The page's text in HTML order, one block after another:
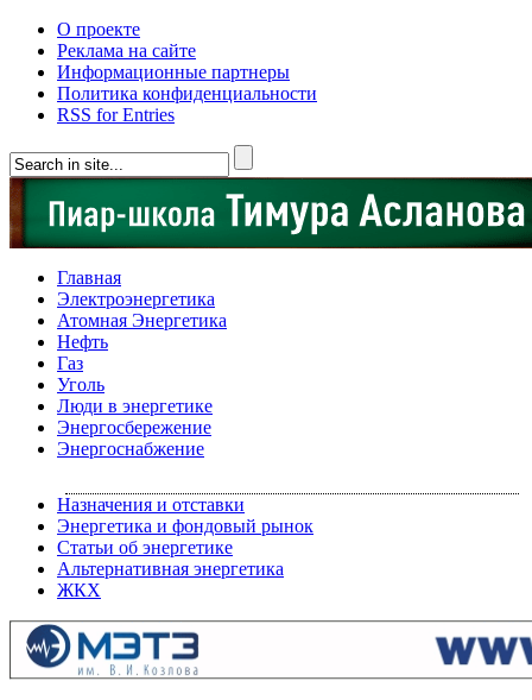
О проекте
Реклама на сайте
Информационные партнеры
Политика конфиденциальности
RSS for Entries
Главная
Электроэнергетика
Атомная Энергетика
Нефть
Газ
Уголь
Люди в энергетике
Энергосбережение
Энергоснабжение
Назначения и отставки
Энергетика и фондовый рынок
Статьи об энергетике
Альтернативная энергетика
ЖКХ